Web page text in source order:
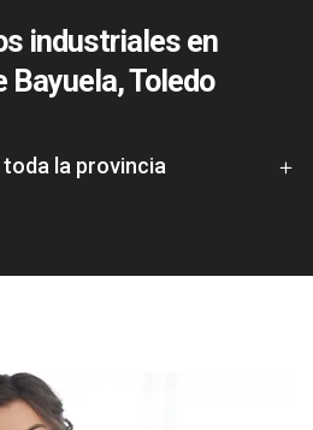
industriales en
Bayuela, Toledo
la provincia